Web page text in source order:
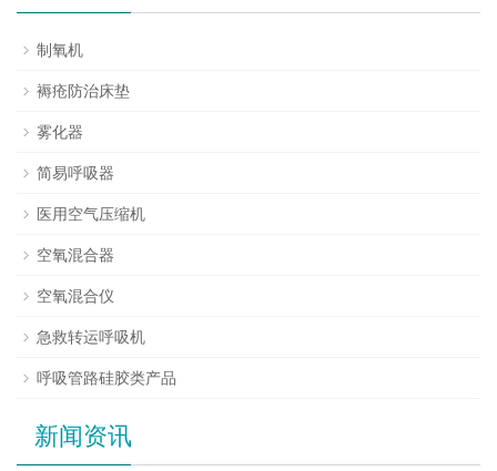
制氧机
褥疮防治床垫
雾化器
简易呼吸器
医用空气压缩机
空氧混合器
空氧混合仪
急救转运呼吸机
呼吸管路硅胶类产品
新闻资讯